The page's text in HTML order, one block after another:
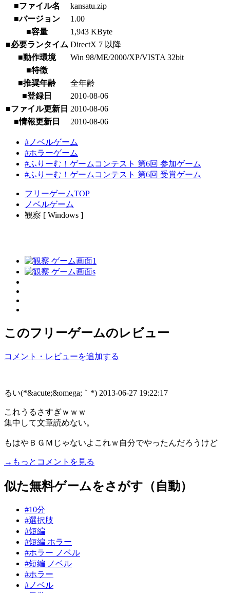
■ファイル名
kansatu.zip
■バージョン
1.00
■容量
1,943 KByte
■必要ランタイム DirectX 7 以降
■動作環境
Win 98/ME/2000/XP/VISTA 32bit
■特徴
■推奨年齢
全年齢
■登録日
2010-08-06
■ファイル更新日 2010-08-06
■情報更新日
2010-08-06
#ノベルゲーム
#ホラーゲーム
#ふりーむ！ゲームコンテスト 第6回 参加ゲーム
#ふりーむ！ゲームコンテスト 第6回 受賞ゲーム
フリーゲームTOP
ノベルゲーム
観察 [ Windows ]
このフリーゲームのレビュー
コメント・レビューを追加する
るい(*&acute;&omega;｀*) 2013-06-27 19:22:17
これうるさすぎｗｗｗ
集中して文章読めない。
もはやＢＧＭじゃないよこれｗ自分でやったんだろうけど
→もっとコメントを見る
似た無料ゲームをさがす（自動）
#10分
#選択肢
#短編
#短編 ホラー
#ホラー ノベル
#短編 ノベル
#ホラー
#ノベル